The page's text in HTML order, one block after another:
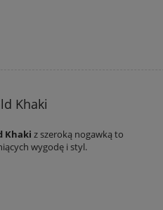
Khaki
Khakiz szeroką nogawką to
wygodę i styl.